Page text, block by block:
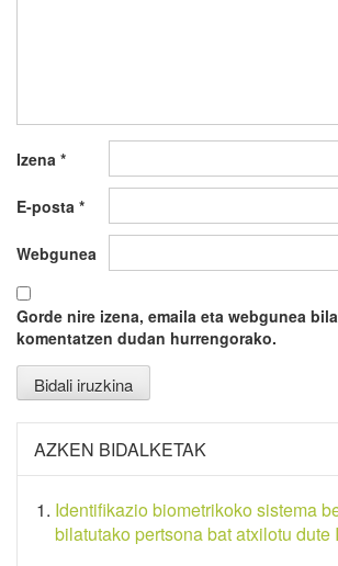
Izena *
E-posta *
Webgunea
Gorde nire izena, emaila eta webgunea
komentatzen dudan hurrengorako.
AZKEN BIDALKETAK
Identifikazio biometrikoko sistema
bilatutako pertsona bat atxilotu dute